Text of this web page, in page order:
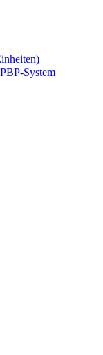
System